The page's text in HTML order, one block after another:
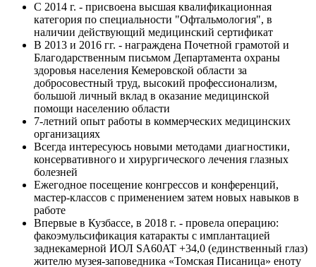
C 2014 г. - присвоена высшая квалификационная
категория по специальности "Офтальмология", в
наличии действующий медицинский сертификат
В 2013 и 2016 гг. - награждена Почетной грамотой и
Благодарственным письмом Департамента охраны
здоровья населения Кемеровской области за
добросовестный труд, высокий профессионализм,
большой личный вклад в оказание медицинской
помощи населению области
7-летний опыт работы в коммерческих медицинских
организациях
Всегда интересуюсь новыми методами диагностики,
консервативного и хирургического лечения глазных
болезней
Ежегодное посещение конгрессов и конференций,
мастер-классов с применением затем новых навыков в
работе
Впервые в Кузбассе, в 2018 г. - провела операцию:
факоэмульсификация катаракты с имплантацией
заднекамерной ИОЛ SA60AT +34,0 (единственный глаз)
жителю музея-заповедника «Томская Писаница» еноту